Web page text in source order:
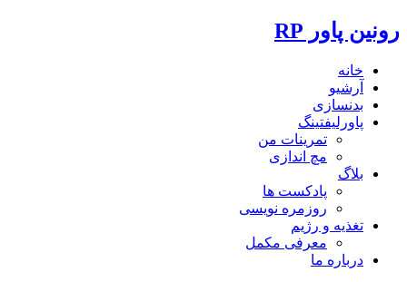
رونین پاور RP
خانه
آرشیو
بدنسازی
پاورلیفتینگ
تمرینات من
مچ اندازی
بلاگ
پادکست ها
روزمره نویسی
تغذیه و رژیم
معرفی مکمل
درباره ما